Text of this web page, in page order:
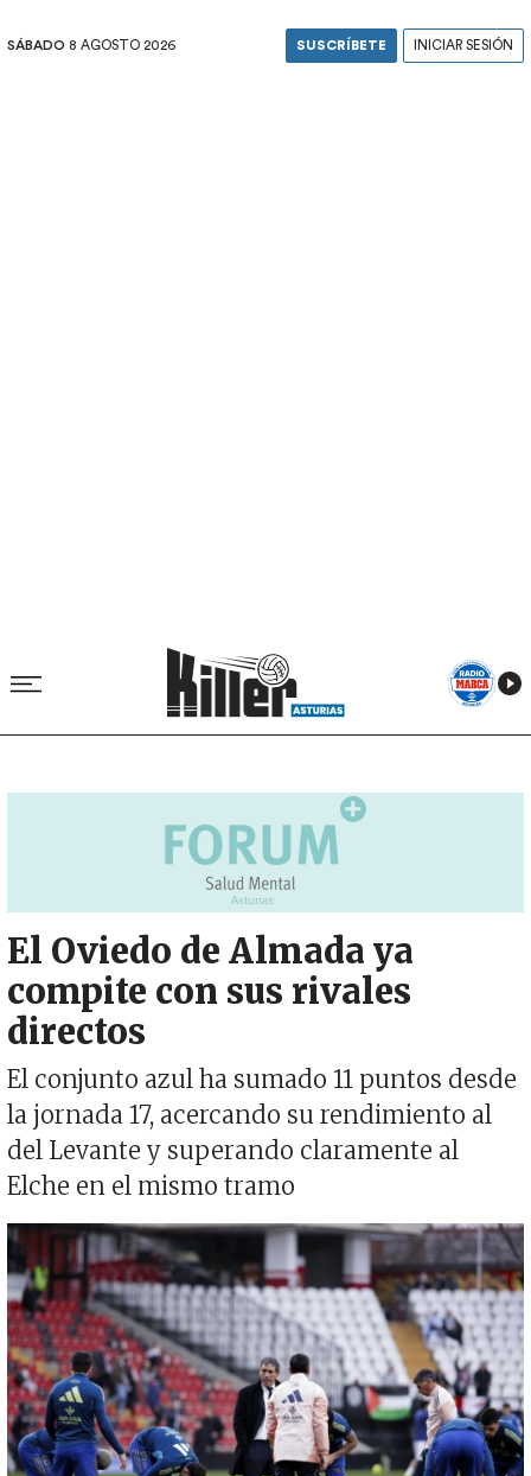
SÁBADO 8 AGOSTO 2026 SUSCRÍBETE INICIAR SESIÓN
El Oviedo de Almada ya
compite con sus rivales
directos
El conjunto azul ha sumado 11 puntos desde
la jornada 17, acercando su rendimiento al
del Levante y superando claramente al
Elche en el mismo tramo
Imagen